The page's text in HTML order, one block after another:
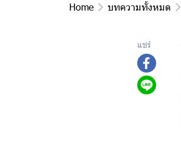
Home บทความทั้งหมด
แชร์